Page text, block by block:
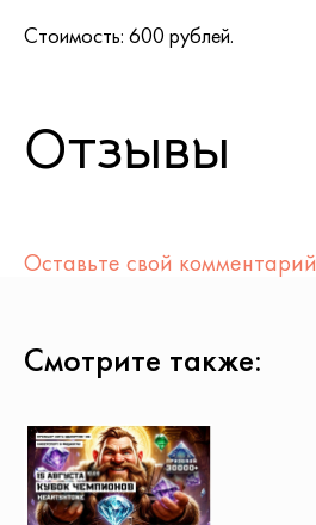
Стоимость: 600 рублей.
Отзывы
Оставьте свой комментарий
Смотрите также: